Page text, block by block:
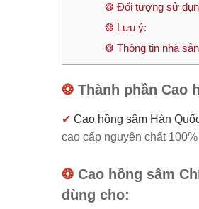
❂ Đối tượng sử
❂ Lưu ý:
❂ Thông tin nhà
❂ Thành phần Cao
✔ Cao hồng sâm Hàn
cao cấp nguyên chất
❂ Cao hồng sâm
dùng cho: